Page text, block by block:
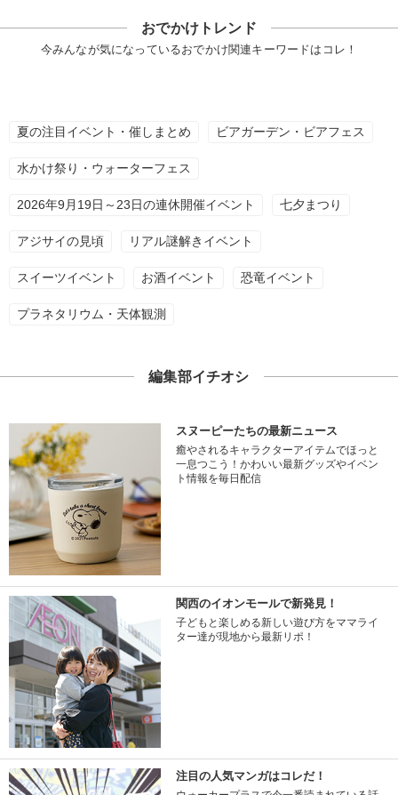
おでかけトレンド
今みんなが気になっているおでかけ関連キーワードはコレ！
夏の注目イベント・催しまとめ ビアガーデン・ビアフェス
水かけ祭り・ウォーターフェス
2026年9月19日～23日の連休開催イベント 七夕まつり
アジサイの見頃 リアル謎解きイベント
スイーツイベント お酒イベント 恐竜イベント
プラネタリウム・天体観測
編集部イチオシ
スヌーピーたちの最新ニュース
癒やされるキャラクターアイテムでほっと
一息つこう！かわいい最新グッズやイベン
ト情報を毎日配信
関西のイオンモールで新発見！
子どもと楽しめる新しい遊び方をママライ
ター達が現地から最新リポ！
注目の人気マンガはコレだ！